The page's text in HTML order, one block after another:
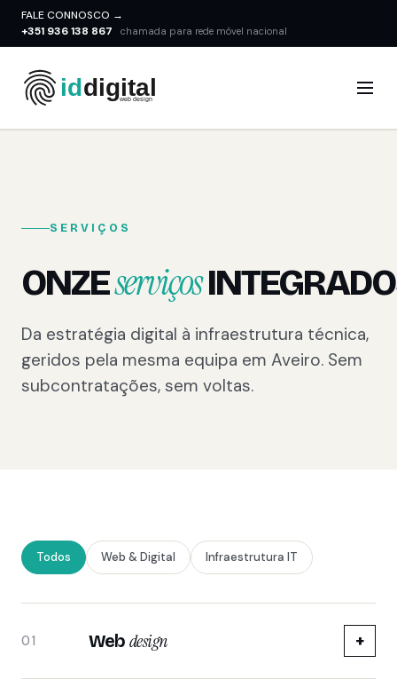
FALE CONNOSCO →
+351 936 138 867
chamada para rede móvel nacional
SERVIÇOS
ONZEserviços
Da estratégia digital à infraestrutura técnica,
geridos pela mesma equipa em Aveiro. Sem
subcontratações, sem voltas.
Todos Web & Digital Infraestrutura IT
01 Web design +